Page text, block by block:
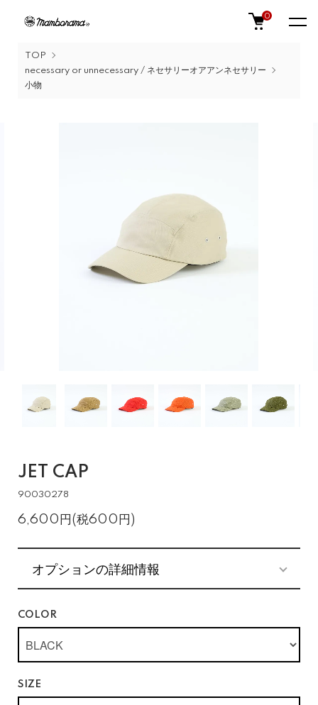
0
TOP
necessary or unnecessary / ネセサリーオアアンネセサリー
小物
JET CAP
90030278
6,600円(税600円)
オプションの詳細情報
COLOR
SIZE